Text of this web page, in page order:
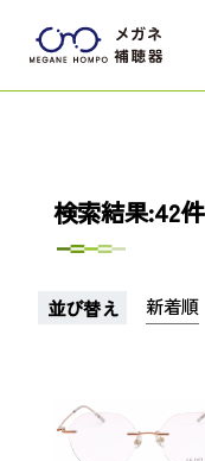
検索結果:42件
並び替え 新着順